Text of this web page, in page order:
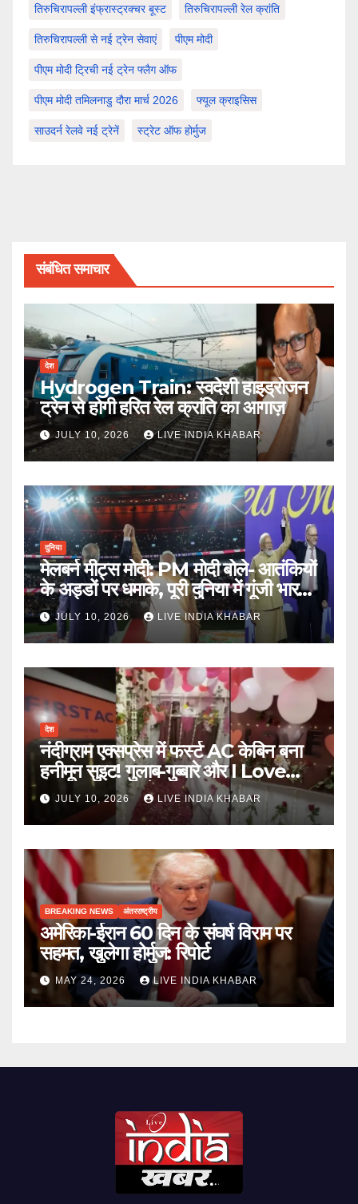
तिरुचिरापल्ली इंफ्रास्ट्रक्चर बूस्ट तिरुचिरापल्ली रेल क्रांति
तिरुचिरापल्ली से नई ट्रेन सेवाएं पीएम मोदी
पीएम मोदी ट्रिची नई ट्रेन फ्लैग ऑफ
पीएम मोदी तमिलनाडु दौरा मार्च 2026 फ्यूल क्राइसिस
साउदर्न रेलवे नई ट्रेनें स्ट्रेट ऑफ होर्मुज
संबंधित समाचार
देश
Hydrogen Train: स्वदेशी हाइड्रोजन
ट्रेन से होगी हरित रेल क्रांति का आगाज़
JULY 10, 2026 LIVE INDIA KHABAR
दुनिया
मेलबर्न मीट्स मोदी: PM मोदी बोले- आतंकियों
के अड्डों पर धमाके, पूरी दुनिया में गूंजी भारत
की ताकत
JULY 10, 2026 LIVE INDIA KHABAR
देश
नंदीग्राम एक्सप्रेस में फर्स्ट AC केबिन बना
हनीमून सुइट! गुलाब-गुब्बारे और I Love
You, TTE सस्पेंड
JULY 10, 2026 LIVE INDIA KHABAR
BREAKING NEWS अंतरराष्ट्रीय
अमेरिका-ईरान 60 दिन के संघर्ष विराम पर
सहमत, खुलेगा होर्मुज: रिपोर्ट
MAY 24, 2026 LIVE INDIA KHABAR